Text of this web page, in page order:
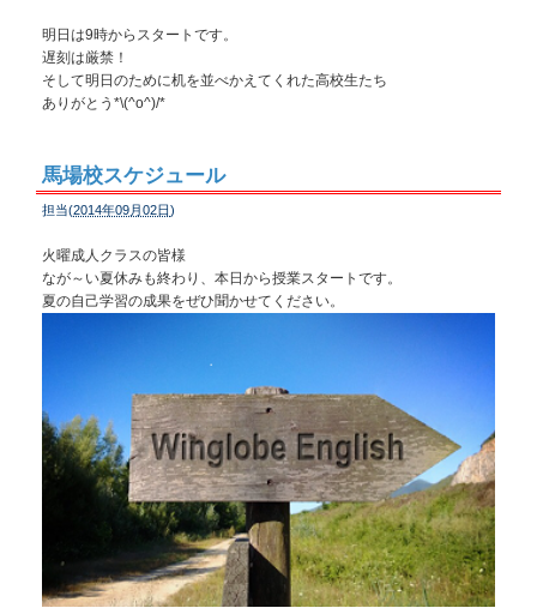
明日は9時からスタートです。
遅刻は厳禁！
そして明日のために机を並べかえてくれた高校生たち
ありがとう*\(^o^)/*
馬場校スケジュール
担当(2014年09月02日)
火曜成人クラスの皆様
なが～い夏休みも終わり、本日から授業スタートです。
夏の自己学習の成果をぜひ聞かせてください。